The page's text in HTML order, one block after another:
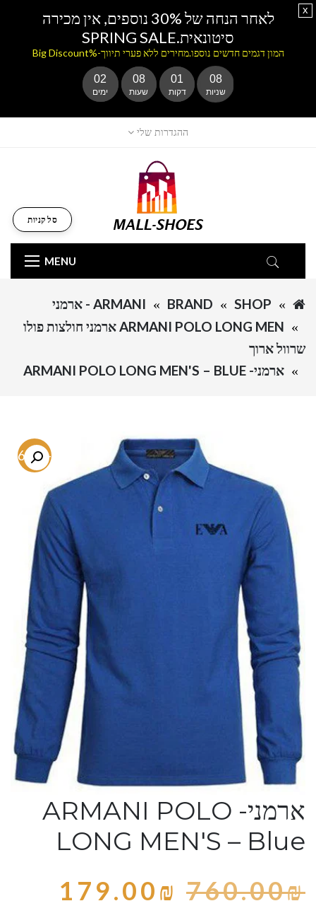
ההגדרות שלי
MENU
סל קניות
SHOP
BRAND
ARMANI - ארמני
ARMANI POLO LONG MEN ארמני חולצות פולו
שרוול ארוך
ארמני- ARMANI POLO LONG MEN'S – BLUE
-76.4%
ארמני- ARMANI POLO
LONG MEN'S – Blue
760.00₪
179.00₪
לאחר הנחה של 30% נוספים, אין מכירה
סיטונאית.SPRING SALE
המון דגמים חדשים נוספו.מחירים ללא פערי תיווך-%Big Discount
02
ימים
08
שעות
01
דקות
08
שניות
x